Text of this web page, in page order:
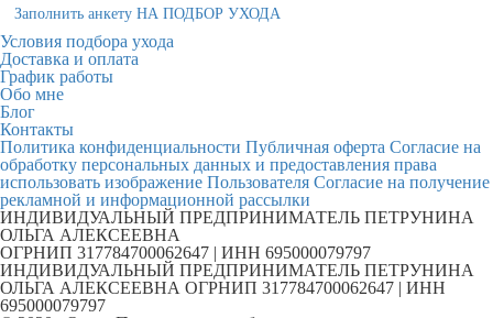
Заполнить анкету НА ПОДБОР УХОДА
Условия подбора ухода
Доставка и оплата
График работы
Обо мне
Блог
Контакты
Политика конфиденциальности Публичная оферта Согласие на
обработку персональных данных и предоставления права
использовать изображение Пользователя Согласие на получение
рекламной и информационной рассылки
ИНДИВИДУАЛЬНЫЙ ПРЕДПРИНИМАТЕЛЬ ПЕТРУНИНА
ОЛЬГА АЛЕКСЕЕВНА
ОГРНИП 317784700062647 | ИНН 695000079797
ИНДИВИДУАЛЬНЫЙ ПРЕДПРИНИМАТЕЛЬ ПЕТРУНИНА
ОЛЬГА АЛЕКСЕЕВНА ОГРНИП 317784700062647 | ИНН
695000079797